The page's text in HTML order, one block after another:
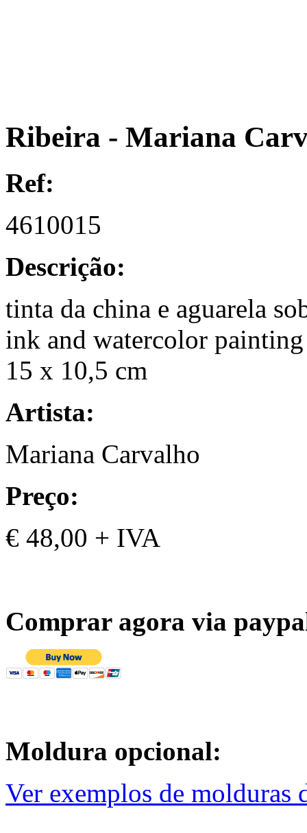
Ribeira - Mariana
Ref:
4610015
Descrição:
tinta da china e aguarela
ink and watercolor
15 x 10,5 cm
Artista:
Mariana Carvalho
Preço:
€ 48,00 + IVA
Comprar agora via
Moldura opcional:
Ver exemplos de molduras